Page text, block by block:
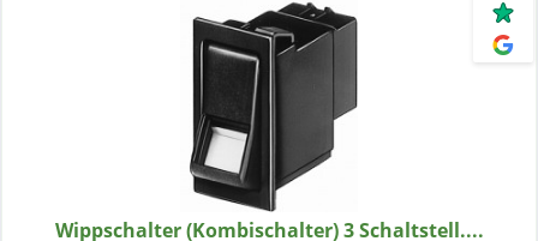
Wippschalter (Kombischalter) 3 Schaltstell....